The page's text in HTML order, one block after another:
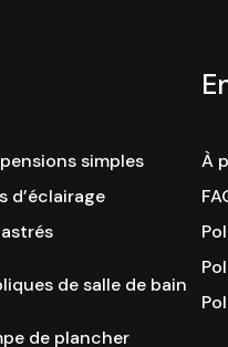
simples
d’éclairage
de salle de bain
de plancher
À